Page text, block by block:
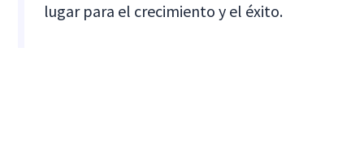
lugar para el crecimiento y el éxito.